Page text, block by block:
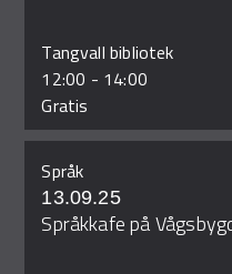
Tangvall bibliotek
12:00 - 14:00
Gratis
Språk
13.09.25
Språkkafe på